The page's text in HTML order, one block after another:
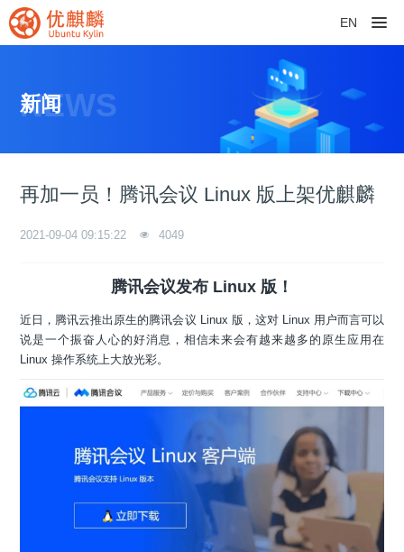
EN
NEWS
新闻
再加一员！腾讯会议 Linux 版上架优麒麟
2021-09-04 09:15:22 4049
腾讯会议发布 Linux 版！
近日，腾讯云推出原生的腾讯会议 Linux 版，这对 Linux 用户而言可以
说是一个振奋人心的好消息，相信未来会有越来越多的原生应用在
Linux 操作系统上大放光彩。